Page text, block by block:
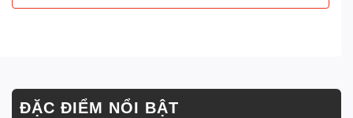
ĐẶC ĐIỂM NỔI BẬT